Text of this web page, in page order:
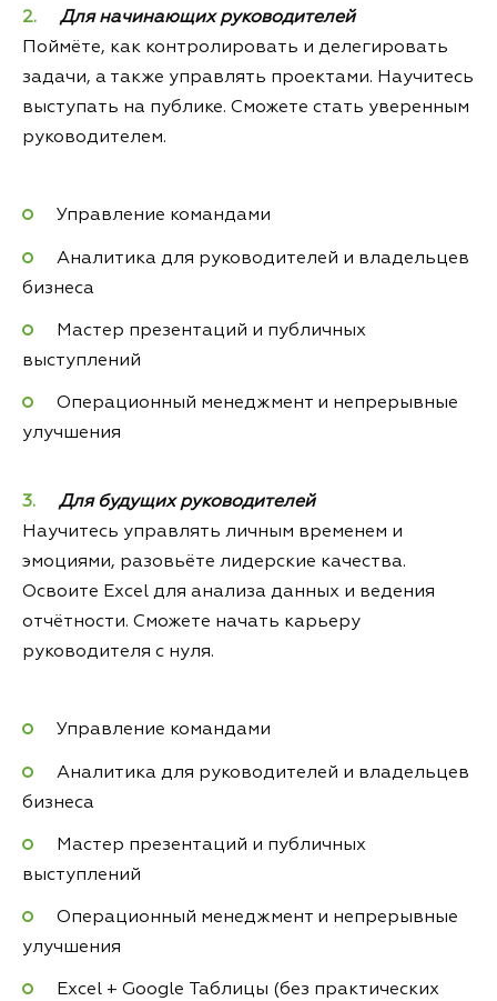
Для начинающих руководителей
Поймёте, как контролировать и делегировать
задачи, а также управлять проектами. Научитесь
выступать на публике. Сможете стать уверенным
руководителем.
Управление командами
Аналитика для руководителей и владельцев
бизнеса
Мастер презентаций и публичных
выступлений
Операционный менеджмент и непрерывные
улучшения
Для будущих руководителей
Научитесь управлять личным временем и
эмоциями, разовьёте лидерские качества.
Освоите Excel для анализа данных и ведения
отчётности. Сможете начать карьеру
руководителя с нуля.
Управление командами
Аналитика для руководителей и владельцев
бизнеса
Мастер презентаций и публичных
выступлений
Операционный менеджмент и непрерывные
улучшения
Excel + Google Таблицы (без практических